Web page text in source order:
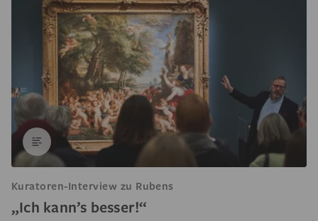
Kuratoren-Interview zu Rubens
„Ich kann’s besser!“